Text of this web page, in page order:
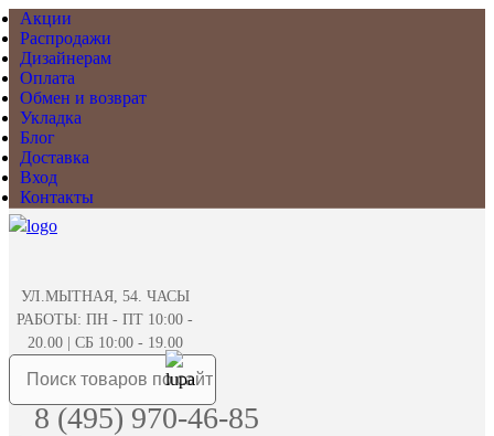
Акции
Распродажи
Дизайнерам
Оплата
Обмен и возврат
Укладка
Блог
Доставка
Вход
Контакты
УЛ.МЫТНАЯ, 54. ЧАСЫ
РАБОТЫ: ПН - ПТ 10:00 -
20.00 | СБ 10:00 - 19.00
8 (495) 970-46-85